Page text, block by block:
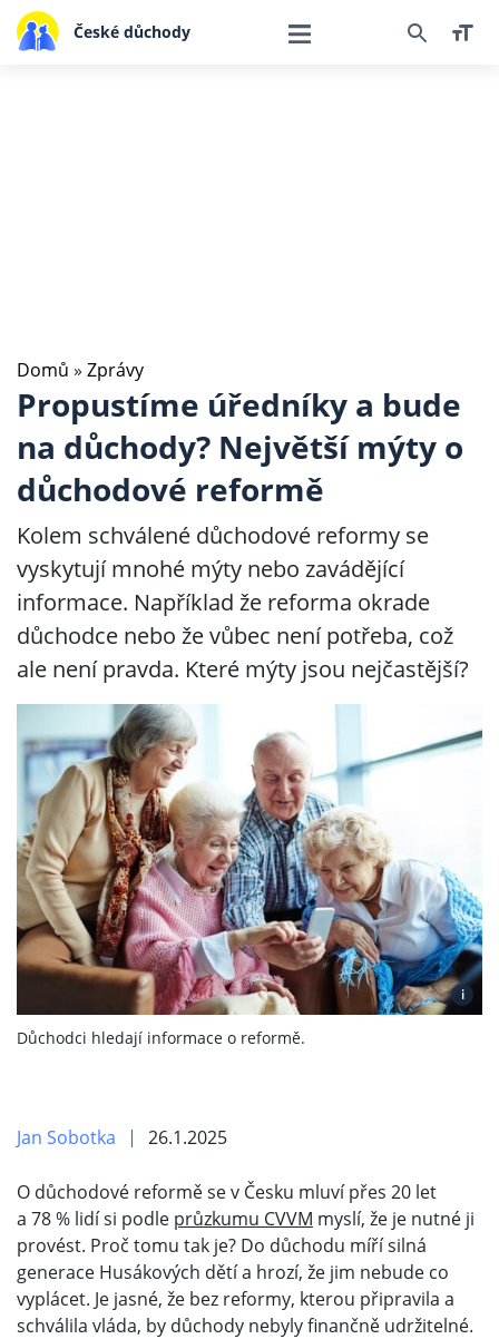
České důchody
Domů » Zprávy
Propustíme úředníky a bude
na důchody? Největší mýty o
důchodové reformě
Kolem schválené důchodové reformy se
vyskytují mnohé mýty nebo zavádějící
informace. Například že reforma okrade
důchodce nebo že vůbec není potřeba, což
ale není pravda. Které mýty jsou nejčastější?
i
Důchodci hledají informace o reformě.
Jan Sobotka 26.1.2025
O důchodové reformě se v Česku mluví přes 20 let
a 78 % lidí si podle průzkumu CVVM myslí, že je nutné ji
provést. Proč tomu tak je? Do důchodu míří silná
generace Husákových dětí a hrozí, že jim nebude co
vyplácet. Je jasné, že bez reformy, kterou připravila a
schválila vláda, by důchody nebyly finančně udržitelné.